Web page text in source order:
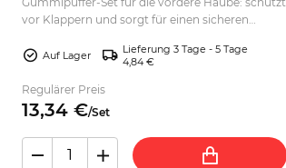
vor Klappern und sorgt für einen sicheren
bestellen.
Auf Lager
Lieferung 3 Tage - 5 Tage
4,84 €
Regulärer Preis
13,34 €/Set